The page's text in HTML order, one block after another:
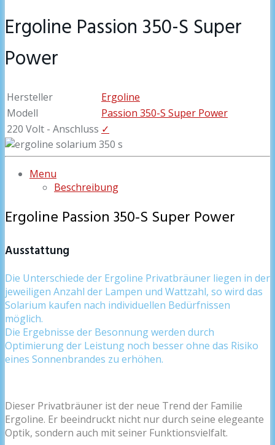
Ergoline Passion 350-S Super
Power
Hersteller
Ergoline
Modell
Passion 350-S Super Power
220 Volt - Anschluss ✓
Menu
Beschreibung
Ergoline Passion 350-S Super Power
Ausstattung
Die Unterschiede der Ergoline Privatbräuner liegen in der
jeweiligen Anzahl der Lampen und Wattzahl, so wird das
Solarium kaufen nach individuellen Bedürfnissen
möglich.
Die Ergebnisse der Besonnung werden durch
Optimierung der Leistung noch besser ohne das Risiko
eines Sonnenbrandes zu erhöhen.
Dieser Privatbräuner ist der neue Trend der Familie
Ergoline. Er beeindruckt nicht nur durch seine elegeante
Optik, sondern auch mit seiner Funktionsvielfalt.